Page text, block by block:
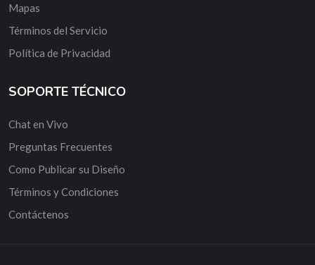
Mapas
Términos del Servicio
Política de Privacidad
SOPORTE TÉCNICO
Chat en Vivo
Preguntas Frecuentes
Como Publicar su Diseño
Términos y Condiciones
Contáctenos